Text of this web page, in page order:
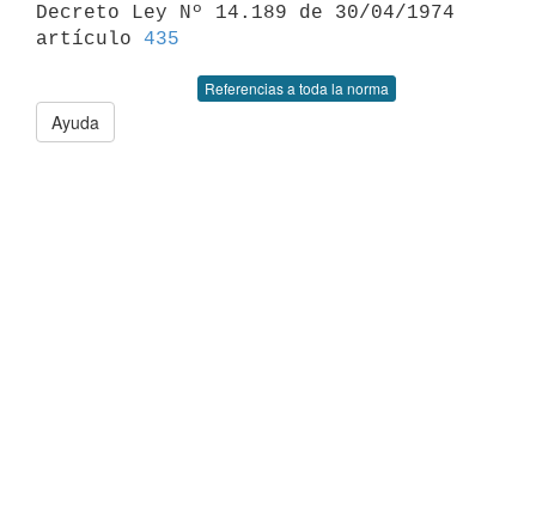
Decreto Ley Nº 14.189 de 30/04/1974
artículo 435
Referencias a toda la norma
Ayuda